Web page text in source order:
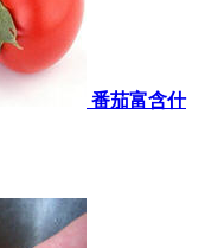
番茄富含什